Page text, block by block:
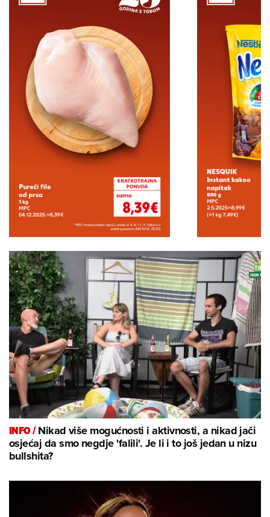
INFO /Nikad više mogućnosti i aktivnosti, a nikad jači
osjećaj da smo negdje 'falili'. Je li i to još jedan u nizu
bullshita?